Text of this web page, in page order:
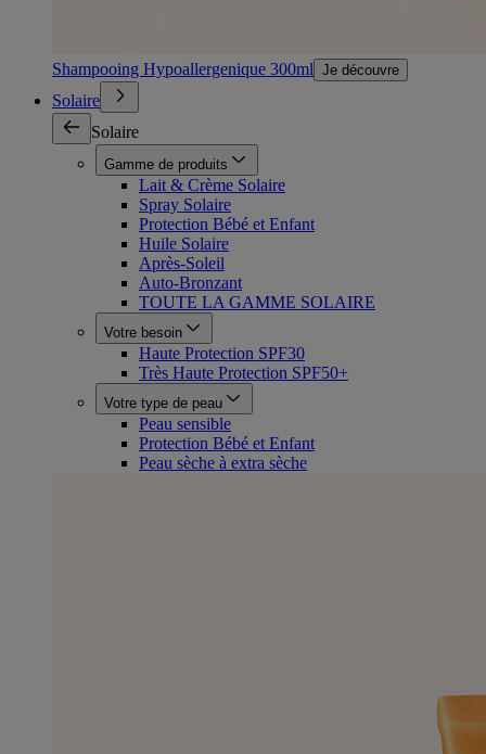
Shampooing Hypoallergenique 300ml Je découvre
Solaire
Solaire
Gamme de produits
Lait & Crème Solaire
Spray Solaire
Protection Bébé et Enfant
Huile Solaire
Après-Soleil
Auto-Bronzant
TOUTE LA GAMME SOLAIRE
Votre besoin
Haute Protection SPF30
Très Haute Protection SPF50+
Votre type de peau
Peau sensible
Protection Bébé et Enfant
Peau sèche à extra sèche